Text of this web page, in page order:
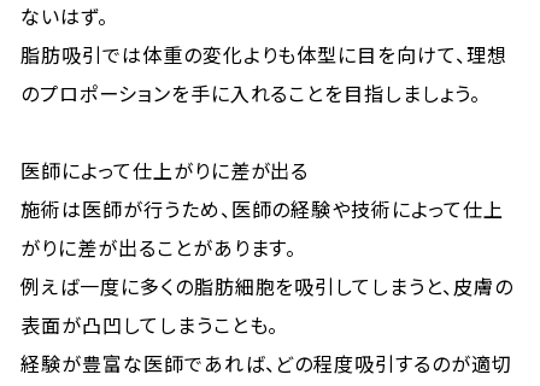
ないはず。
脂肪吸引では体重の変化よりも体型に目を向けて、理想
のプロポーションを手に入れることを目指しましょう。
医師によって仕上がりに差が出る
施術は医師が行うため、医師の経験や技術によって仕上
がりに差が出ることがあります。
例えば一度に多くの脂肪細胞を吸引してしまうと、皮膚の
表面が凸凹してしまうことも。
経験が豊富な医師であれば、どの程度吸引するのが適切